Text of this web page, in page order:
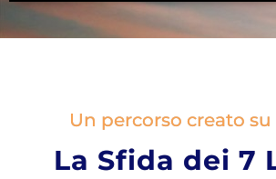
Un percorso creato
La Sfida dei 7